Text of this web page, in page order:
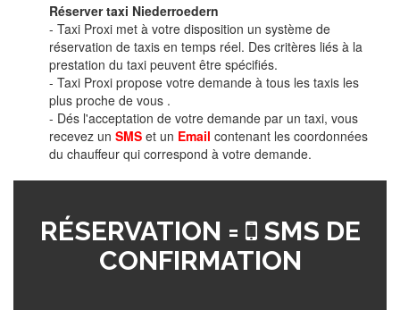
Réserver taxi Niederroedern
- Taxi Proxi met à votre disposition un système de
réservation de taxis en temps réel. Des critères liés à la
prestation du taxi peuvent être spécifiés.
- Taxi Proxi propose votre demande à tous les taxis les
plus proche de vous .
- Dés l'acceptation de votre demande par un taxi, vous
recevez un SMS et un Email contenant les coordonnées
du chauffeur qui correspond à votre demande.
RÉSERVATION =
SMS DE
CONFIRMATION